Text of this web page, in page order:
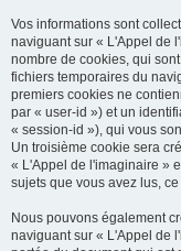
Vos informations sont
naviguant sur « L'Appel de
nombre de cookies, qui
fichiers temporaires du
premiers cookies ne
par « user-id ») et un
« session-id »), qui vous
Un troisième cookie sera
« L'Appel de l'imaginaire »
sujets que vous avez lus,
Nous pouvons également
naviguant sur « L'Appel de